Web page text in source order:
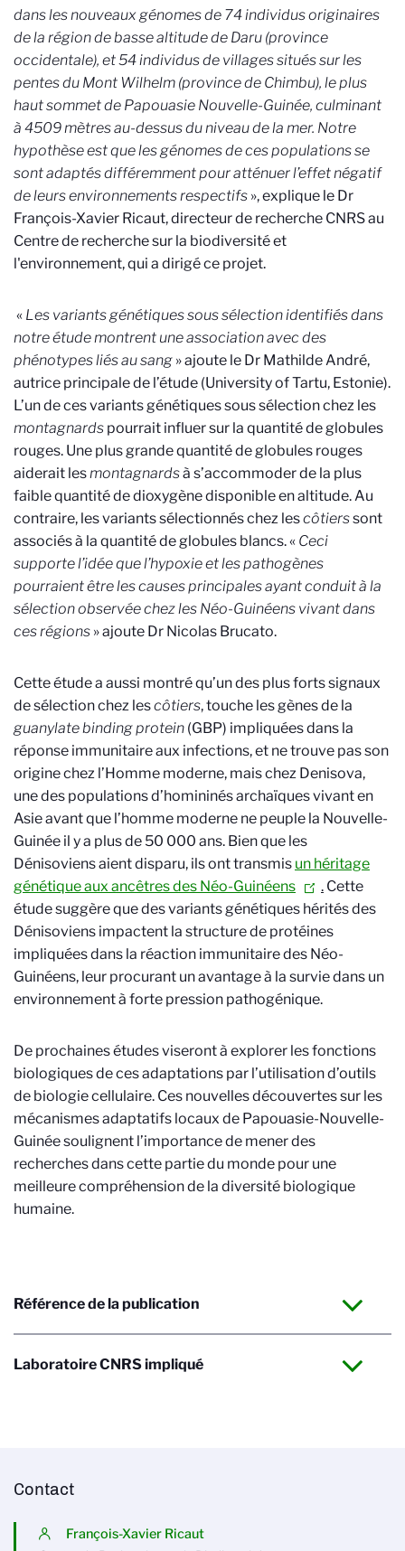
dans les nouveaux génomes de 74 individus originaires
de la région de basse altitude de Daru (province
occidentale), et 54 individus de villages situés sur les
pentes du Mont Wilhelm (province de Chimbu), le plus
haut sommet de Papouasie Nouvelle-Guinée, culminant
à 4509 mètres au-dessus du niveau de la mer. Notre
hypothèse est que les génomes de ces populations se
sont adaptés différemment pour atténuer l’effet négatif
de leurs environnements respectifs », explique le Dr
François-Xavier Ricaut, directeur de recherche CNRS au
Centre de recherche sur la biodiversité et
l'environnement, qui a dirigé ce projet.
« Les variants génétiques sous sélection identifiés dans
notre étude montrent une association avec des
phénotypes liés au sang » ajoute le Dr Mathilde André,
autrice principale de l’étude (University of Tartu, Estonie).
L’un de ces variants génétiques sous sélection chez les
montagnards pourrait influer sur la quantité de globules
rouges. Une plus grande quantité de globules rouges
aiderait les montagnardsà s’accommoder de la plus
faible quantité de dioxygène disponible en altitude. Au
contraire, les variants sélectionnés chez lescôtierssont
associés à la quantité de globules blancs. « Ceci
supporte l’idée que l’hypoxie et les pathogènes
pourraient être les causes principales ayant conduit à la
sélection observée chez les Néo-Guinéens vivant dans
ces régions » ajoute Dr Nicolas Brucato.
Cette étude a aussi montré qu’un des plus forts signaux
de sélection chez lescôtiers, touche les gènes de la
guanylate binding protein (GBP) impliquées dans la
réponse immunitaire aux infections, et ne trouve pas son
origine chez l’Homme moderne, mais chez Denisova,
une des populations d’homininés archaïques vivant en
Asie avant que l’homme moderne ne peuple la Nouvelle-
Guinée il y a plus de 50 000 ans. Bien que les
Dénisoviens aient disparu, ils ont transmis un héritage
génétique aux ancêtres des Néo-Guinéens
. Cette
étude suggère que des variants génétiques hérités des
Dénisoviens impactent la structure de protéines
impliquées dans la réaction immunitaire des Néo-
Guinéens, leur procurant un avantage à la survie dans un
environnement à forte pression pathogénique.
De prochaines études viseront à explorer les fonctions
biologiques de ces adaptations par l’utilisation d’outils
de biologie cellulaire. Ces nouvelles découvertes sur les
mécanismes adaptatifs locaux de Papouasie-Nouvelle-
Guinée soulignent l’importance de mener des
recherches dans cette partie du monde pour une
meilleure compréhension de la diversité biologique
humaine.
Référence de la publication
Laboratoire CNRS impliqué
Contact
François-Xavier Ricaut